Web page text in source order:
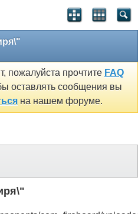
пожалуйста прочтите FAQ
оставлять сообщения вы
на нашем форуме.